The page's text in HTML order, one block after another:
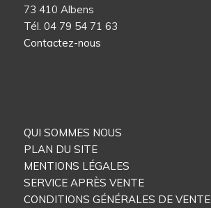
73 410 Albens
Tél. 04 79 54 71 63
Contactez-nous
QUI SOMMES NOUS
PLAN DU SITE
MENTIONS LÉGALES
SERVICE APRÈS VENTE
CONDITIONS GÉNÉRALES DE VENTE